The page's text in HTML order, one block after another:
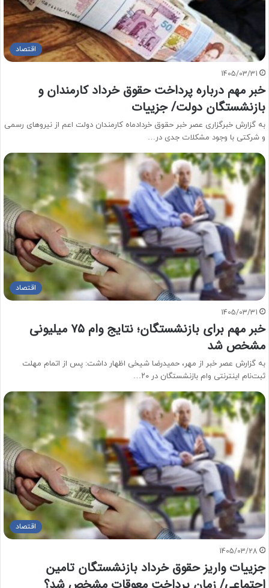
اقتصاد
1405/03/31
خبر مهم درباره پرداخت حقوق خرداد کارمندان و
بازنشستگان دولت/ جزییات
به گزارش خبرگزاری عصر خبر حقوق خردادماه کارمندان دولت اعم از نیروهای رسمی
و شرکتی با وجود مشکلات جدی در…
اقتصاد
1405/03/31
خبر مهم برای بازنشستگان؛ نتایج وام ۷۵ میلیونی
مشخص شد
به گزارش عصر خبر از مهر، حمیدرضا شیخی اظهار داشت: پس از اتمام مهلت
ثبت‌نام اینترنتی وام بازنشستگان در ۲۰…
اقتصاد
1405/03/28
جزییات واریز حقوق خرداد بازنشستگان تامین